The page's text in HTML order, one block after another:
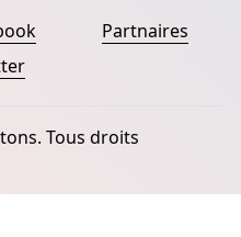
Partnaires
Tous droits